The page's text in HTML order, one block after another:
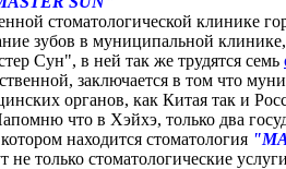
стоматологической клинике
зубов в муниципальной
Сун", в ней так же трудятся семь
заключается в том что
органов, как Китая так и
что в Хэйхэ, только два
находится стоматология
только стоматологические